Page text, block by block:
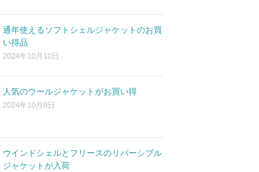
通年使えるソフトシェルジャケットのお買
い得品
2024年10月10日
人気のウールジャケットがお買い得
2024年10月8日
ウインドシェルとフリースのリバーシブル
ジャケットが入荷